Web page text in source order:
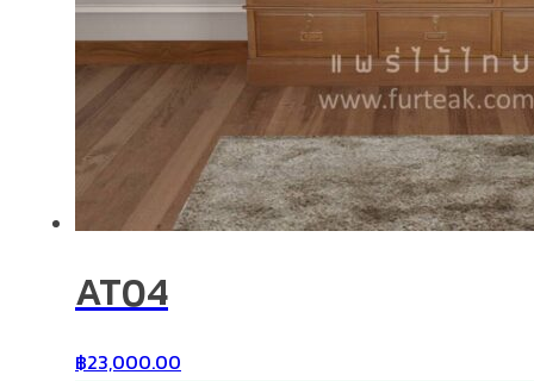
AT04
฿23,000.00